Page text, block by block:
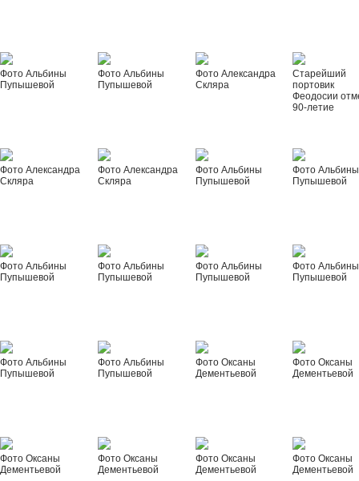
Фото Альбины
Пупышевой
Фото Альбины
Пупышевой
Фото Александра
Скляра
Старейший
портовик
Феодосии
90-летие
Фото Александра
Скляра
Фото Александра
Скляра
Фото Альбины
Пупышевой
Фото Альбины
Пупышевой
Фото Альбины
Пупышевой
Фото Альбины
Пупышевой
Фото Альбины
Пупышевой
Фото Альбины
Пупышевой
Фото Альбины
Пупышевой
Фото Альбины
Пупышевой
Фото Оксаны
Дементьевой
Фото Оксаны
Дементьевой
Фото Оксаны
Дементьевой
Фото Оксаны
Дементьевой
Фото Оксаны
Дементьевой
Фото Оксаны
Дементьевой